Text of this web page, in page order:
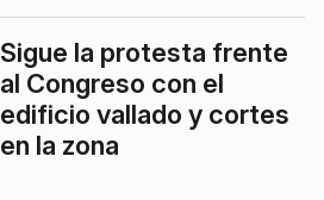
Sigue la protesta frente
al Congreso con el
edificio vallado y cortes
en la zona